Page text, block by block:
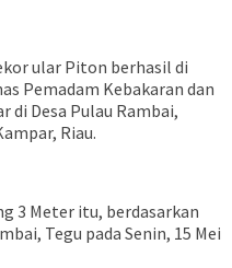
ular Piton berhasil di
Pemadam Kebakaran dan
di Desa Pulau Rambai,
Riau.
3 Meter itu, berdasarkan
Tegu pada Senin, 15 Mei